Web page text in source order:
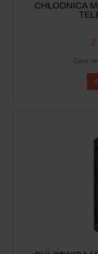
CHŁODNICA
2
Cena